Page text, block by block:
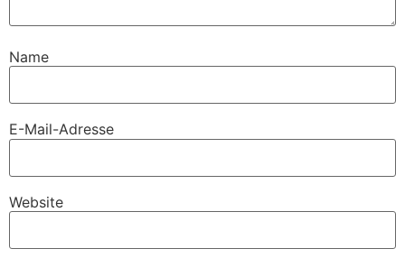
Name
E-Mail-Adresse
Website